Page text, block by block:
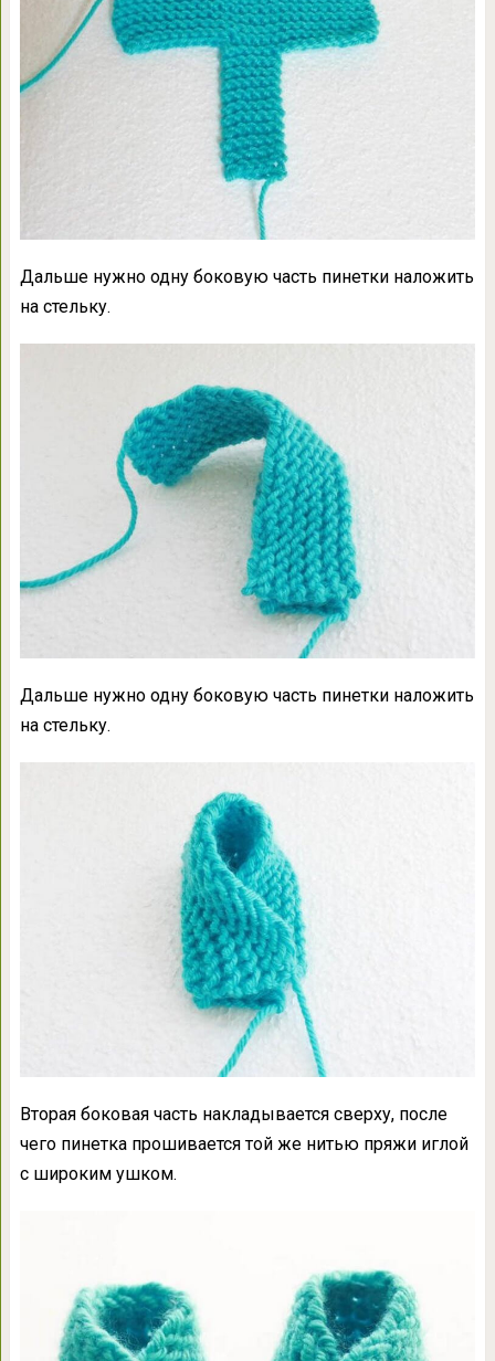
Дальше нужно одну боковую часть пинетки наложить
на стельку.
Дальше нужно одну боковую часть пинетки наложить
на стельку.
Вторая боковая часть накладывается сверху, после
чего пинетка прошивается той же нитью пряжи иглой
с широким ушком.